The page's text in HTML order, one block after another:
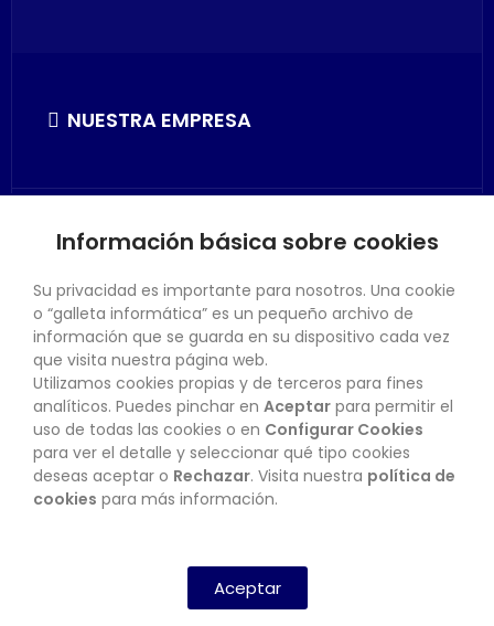
NUESTRA EMPRESA
SU CUENTA
CONTACTO
BOLETÍN
Información básica sobre cookies
Su privacidad es importante para nosotros. Una cookie
o “galleta informática” es un pequeño archivo de
información que se guarda en su dispositivo cada vez
que visita nuestra página web.
Utilizamos cookies propias y de terceros para fines
analíticos. Puedes pinchar en Aceptar para permitir el
uso de todas las cookies o en Configurar Cookies
para ver el detalle y seleccionar qué tipo cookies
deseas aceptar o Rechazar. Visita nuestra política de
cookies para más información.
Aceptar